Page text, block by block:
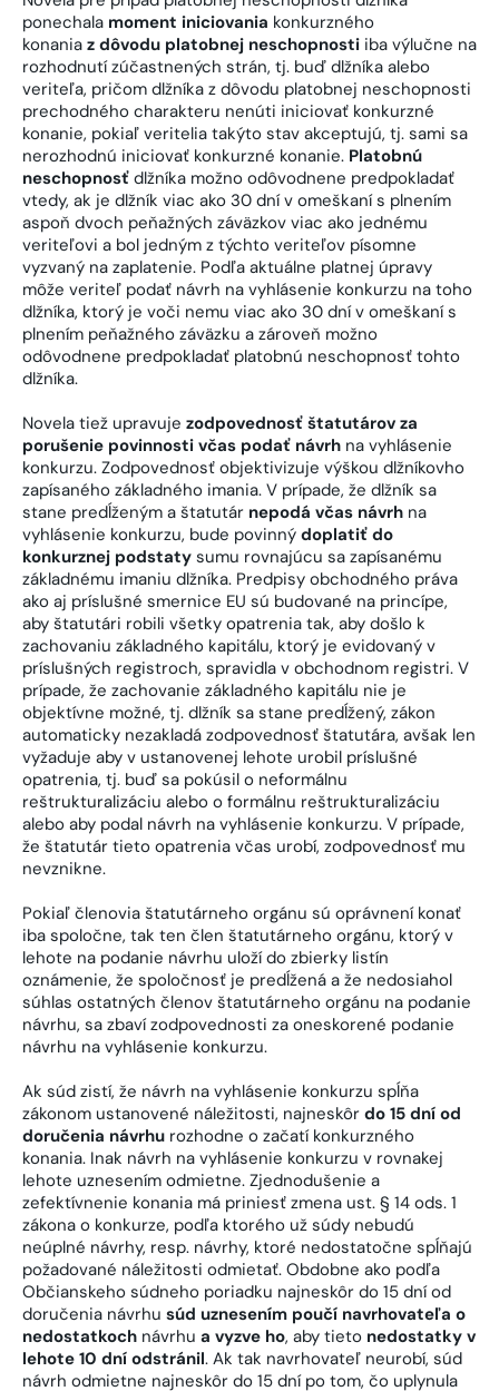
ponechala moment iniciovania konkurzného
konania z dôvodu platobnej neschopnosti iba výlučne na
rozhodnutí zúčastnených strán, tj. buď dlžníka alebo
veriteľa, pričom dlžníka z dôvodu platobnej neschopnosti
prechodného charakteru nenúti iniciovať konkurzné
konanie, pokiaľ veritelia takýto stav akceptujú, tj. sami sa
nerozhodnú iniciovať konkurzné konanie. Platobnú
neschopnosť dlžníka možno odôvodnene predpokladať
vtedy, ak je dlžník viac ako 30 dní v omeškaní s plnením
aspoň dvoch peňažných záväzkov viac ako jednému
veriteľovi a bol jedným z týchto veriteľov písomne
vyzvaný na zaplatenie. Podľa aktuálne platnej úpravy
môže veriteľ podať návrh na vyhlásenie konkurzu na toho
dlžníka, ktorý je voči nemu viac ako 30 dní v omeškaní s
plnením peňažného záväzku a zároveň možno
odôvodnene predpokladať platobnú neschopnosť tohto
dlžníka.
Novela tiež upravuje zodpovednosť štatutárov za
porušenie povinnosti včas podať návrh na vyhlásenie
konkurzu. Zodpovednosť objektivizuje výškou dlžníkovho
zapísaného základného imania. V prípade, že dlžník sa
stane predĺženým a štatutár nepodá včas návrh na
vyhlásenie konkurzu, bude povinný doplatiť do
konkurznej podstaty sumu rovnajúcu sa zapísanému
základnému imaniu dlžníka. Predpisy obchodného práva
ako aj príslušné smernice EU sú budované na princípe,
aby štatutári robili všetky opatrenia tak, aby došlo k
zachovaniu základného kapitálu, ktorý je evidovaný v
príslušných registroch, spravidla v obchodnom registri. V
prípade, že zachovanie základného kapitálu nie je
objektívne možné, tj. dlžník sa stane predĺžený, zákon
automaticky nezakladá zodpovednosť štatutára, avšak len
vyžaduje aby v ustanovenej lehote urobil príslušné
opatrenia, tj. buď sa pokúsil o neformálnu
reštrukturalizáciu alebo o formálnu reštrukturalizáciu
alebo aby podal návrh na vyhlásenie konkurzu. V prípade,
že štatutár tieto opatrenia včas urobí, zodpovednosť mu
nevznikne.
Pokiaľ členovia štatutárneho orgánu sú oprávnení konať
iba spoločne, tak ten člen štatutárneho orgánu, ktorý v
lehote na podanie návrhu uloží do zbierky listín
oznámenie, že spoločnosť je predĺžená a že nedosiahol
súhlas ostatných členov štatutárneho orgánu na podanie
návrhu, sa zbaví zodpovednosti za oneskorené podanie
návrhu na vyhlásenie konkurzu.
Ak súd zistí, že návrh na vyhlásenie konkurzu spĺňa
zákonom ustanovené náležitosti, najneskôr do 15 dní od
doručenia návrhu rozhodne o začatí konkurzného
konania. Inak návrh na vyhlásenie konkurzu v rovnakej
lehote uznesením odmietne. Zjednodušenie a
zefektívnenie konania má priniesť zmena ust. § 14 ods. 1
zákona o konkurze, podľa ktorého už súdy nebudú
neúplné návrhy, resp. návrhy, ktoré nedostatočne spĺňajú
požadované náležitosti odmietať. Obdobne ako podľa
Občianskeho súdneho poriadku najneskôr do 15 dní od
doručenia návrhu súd uznesením poučí navrhovateľa o
nedostatkoch návrhu a vyzve ho, aby tieto nedostatky v
lehote 10 dní odstránil. Ak tak navrhovateľ neurobí, súd
návrh odmietne najneskôr do 15 dní po tom, čo uplynula